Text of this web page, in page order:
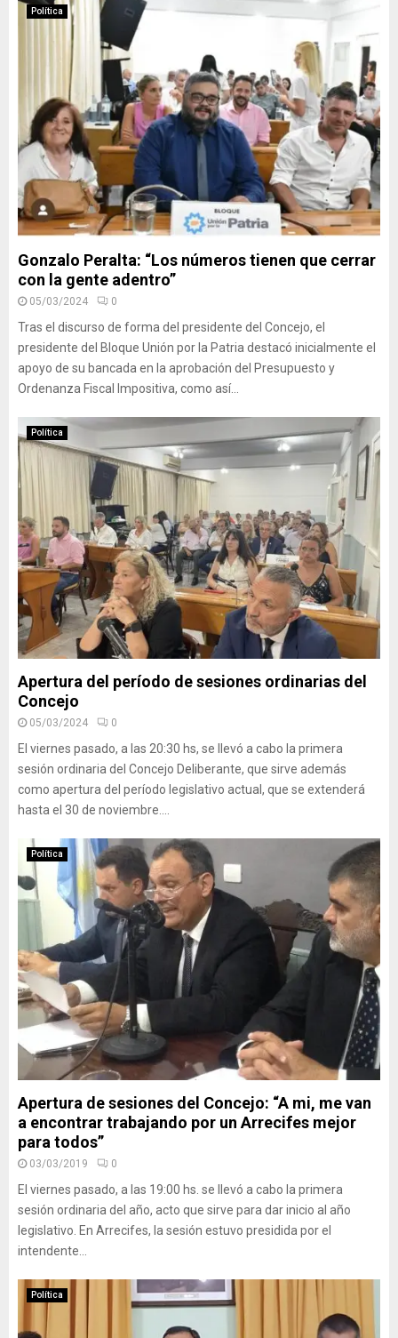
Política
Gonzalo Peralta: “Los números tienen que cerrar
con la gente adentro”
05/03/2024 0
Tras el discurso de forma del presidente del Concejo, el
presidente del Bloque Unión por la Patria destacó inicialmente el
apoyo de su bancada en la aprobación del Presupuesto y
Ordenanza Fiscal Impositiva, como así...
Política
Apertura del período de sesiones ordinarias del
Concejo
05/03/2024 0
El viernes pasado, a las 20:30 hs, se llevó a cabo la primera
sesión ordinaria del Concejo Deliberante, que sirve además
como apertura del período legislativo actual, que se extenderá
hasta el 30 de noviembre....
Política
Apertura de sesiones del Concejo: “A mi, me van
a encontrar trabajando por un Arrecifes mejor
para todos”
03/03/2019 0
El viernes pasado, a las 19:00 hs. se llevó a cabo la primera
sesión ordinaria del año, acto que sirve para dar inicio al año
legislativo. En Arrecifes, la sesión estuvo presidida por el
intendente...
Política